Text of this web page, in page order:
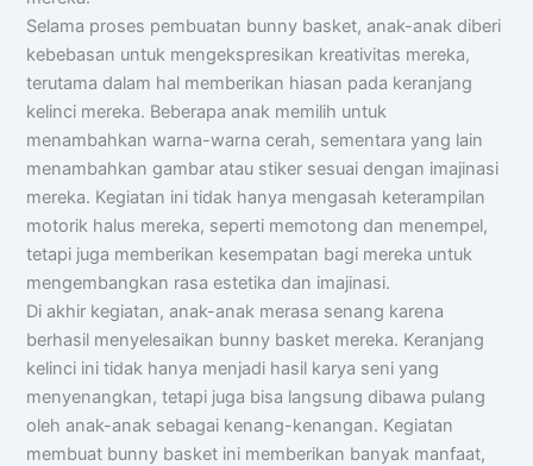
Selama proses pembuatan bunny basket, anak-anak diberi
kebebasan untuk mengekspresikan kreativitas mereka,
terutama dalam hal memberikan hiasan pada keranjang
kelinci mereka. Beberapa anak memilih untuk
menambahkan warna-warna cerah, sementara yang lain
menambahkan gambar atau stiker sesuai dengan imajinasi
mereka. Kegiatan ini tidak hanya mengasah keterampilan
motorik halus mereka, seperti memotong dan menempel,
tetapi juga memberikan kesempatan bagi mereka untuk
mengembangkan rasa estetika dan imajinasi.
Di akhir kegiatan, anak-anak merasa senang karena
berhasil menyelesaikan bunny basket mereka. Keranjang
kelinci ini tidak hanya menjadi hasil karya seni yang
menyenangkan, tetapi juga bisa langsung dibawa pulang
oleh anak-anak sebagai kenang-kenangan. Kegiatan
membuat bunny basket ini memberikan banyak manfaat,